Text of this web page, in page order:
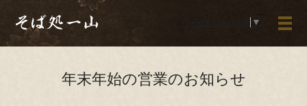
メ
▼
年末年始の営業のお知らせ